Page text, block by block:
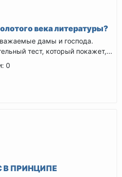
века литературы?
дамы и господа.
тест, который покажет,...
0
В ПРИНЦИПЕ